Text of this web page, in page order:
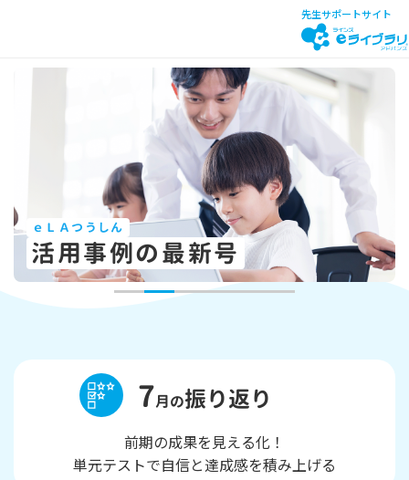
先生サポートサイト
ｅＬＡつうしん
活用事例の最新号
7月の振り返り
前期の成果を見える化！
単元テストで自信と達成感を積み上げる